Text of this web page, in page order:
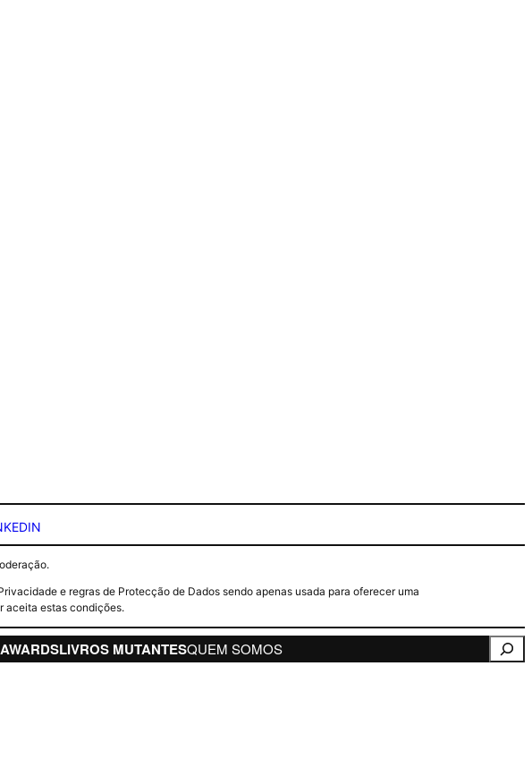
e regras de Protecção de Dados sendo apenas usada para oferecer uma
aceita estas condições.
LIVROS MUTANTESQUEM SOMOS